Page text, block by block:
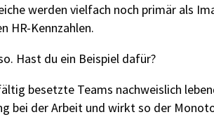
werden vielfach noch primär als
HR-Kennzahlen.
. Hast du ein Beispiel dafür?
besetzte Teams nachweislich
bei der Arbeit und wirkt so der